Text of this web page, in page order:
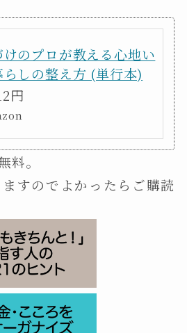
けのプロが教える心地い
らしの整え方 (単行本)
円
料。
すのでよかったらご購読